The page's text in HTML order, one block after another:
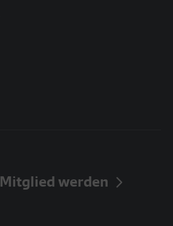
Mitglied werden